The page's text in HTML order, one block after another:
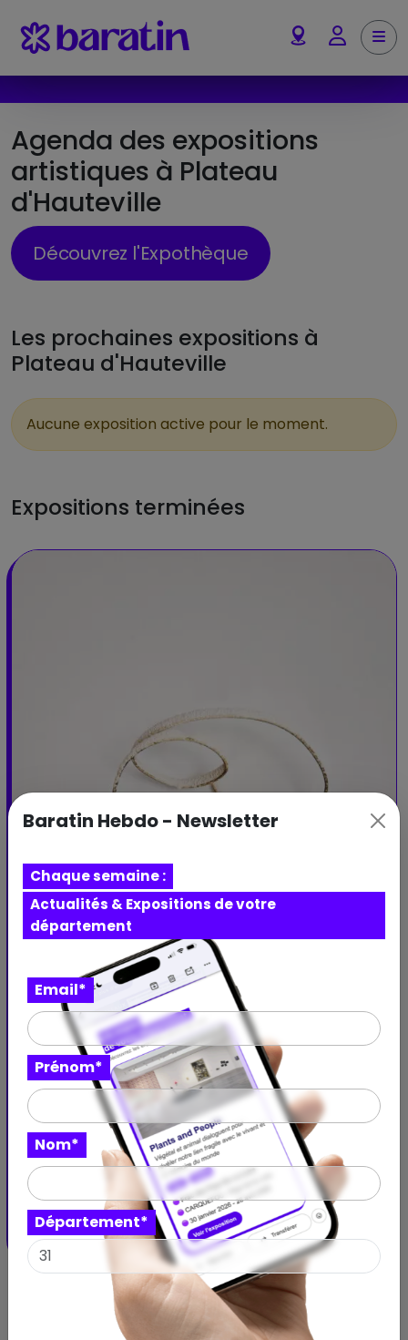
Account
Agenda des expositions
artistiques à Plateau
d'Hauteville
Découvrez l'Expothèque
Les prochaines expositions à
Plateau d'Hauteville
Aucune exposition active pour le moment.
Expositions terminées
Expo
CRIBLES ET OSCILLONS
Tracer le mouvement dans la matière, capter le
hasard et l’ordre, entre chute, écoulement et emprein
Centre d’Art Contemporain de Lacoux
PLATEAU D'HAUTEVILLE - Auvergne-Rhône-
Alpes
19 juillet 2025 – 26 octobre 2025
Baratin Hebdo - Newsletter
Chaque semaine :
Actualités & Expositions de votre
département
Email*
Prénom*
Nom*
Département*